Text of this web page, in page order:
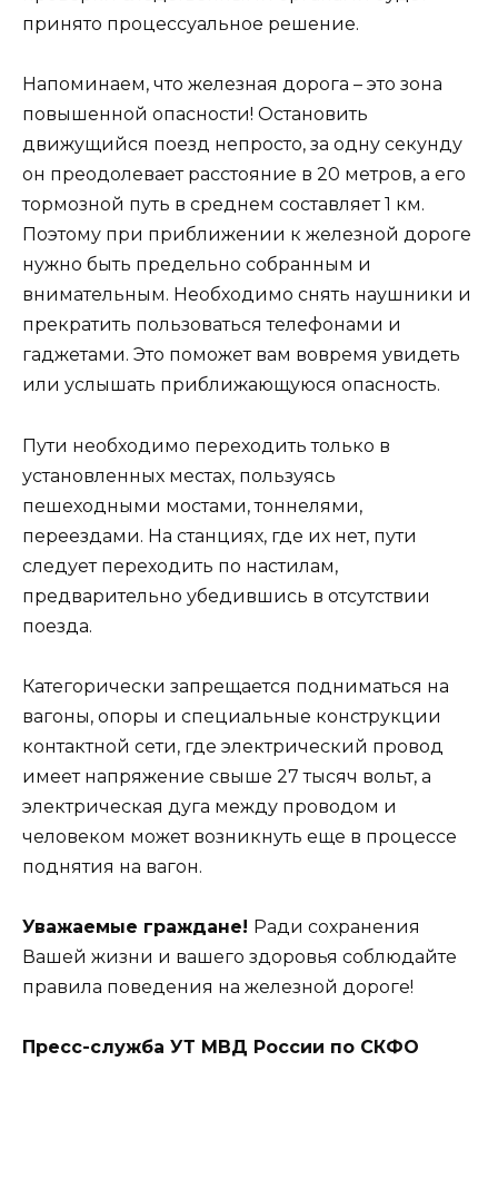
принято процессуальное решение.
Напоминаем, что железная дорога – это зона
повышенной опасности! Остановить
движущийся поезд непросто, за одну секунду
он преодолевает расстояние в 20 метров, а его
тормозной путь в среднем составляет 1 км.
Поэтому при приближении к железной дороге
нужно быть предельно собранным и
внимательным. Необходимо снять наушники и
прекратить пользоваться телефонами и
гаджетами. Это поможет вам вовремя увидеть
или услышать приближающуюся опасность.
Пути необходимо переходить только в
установленных местах, пользуясь
пешеходными мостами, тоннелями,
переездами. На станциях, где их нет, пути
следует переходить по настилам,
предварительно убедившись в отсутствии
поезда.
Категорически запрещается подниматься на
вагоны, опоры и специальные конструкции
контактной сети, где электрический провод
имеет напряжение свыше 27 тысяч вольт, а
электрическая дуга между проводом и
человеком может возникнуть еще в процессе
поднятия на вагон.
Уважаемые граждане! Ради сохранения
Вашей жизни и вашего здоровья соблюдайте
правила поведения на железной дороге!
Пресс-служба УТ МВД России по СКФО